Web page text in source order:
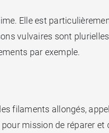
Elle est
vulvaires sont
par exemple.
filaments allongés,
mission de réparer et